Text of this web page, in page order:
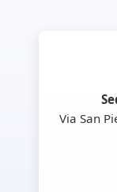
Via San